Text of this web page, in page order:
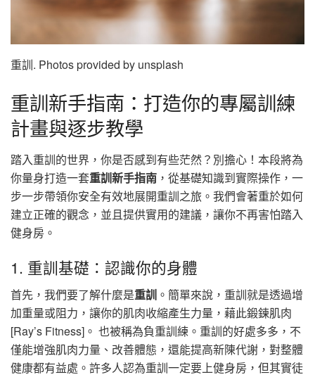
重訓. Photos provided by unsplash
重訓新手指南：打造你的專屬訓練
計畫與逐步教學
踏入重訓的世界，你是否感到有些茫然？別擔心！本段將為
你量身打造一套重訓新手指南 ，從基礎知識到實際操作，一
步一步帶領你安全有效地展開重訓之旅。我們會著重於如何
建立正確的觀念，並且提供實用的建議，讓你不再害怕踏入
健身房。
1. 重訓基礎：認識你的身體
首先，我們要了解什麼是重訓 。簡單來說，重訓就是透過增
加重量或阻力，讓你的肌肉收縮產生力量，藉此鍛鍊肌肉
[Ray’s Fitness]。 也被稱為負重訓練。重訓的好處多多，不
僅能增強肌肉力量、改善體態，還能提高新陳代謝，對整體
健康都有益處。許多人認為重訓一定要上健身房，但其實徒